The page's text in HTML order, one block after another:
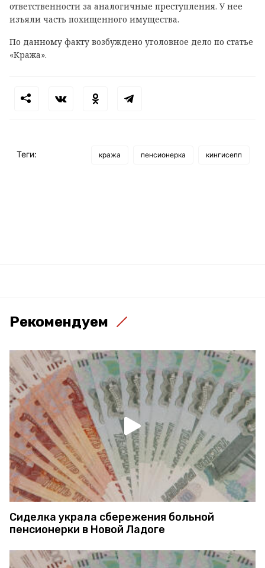
ответственности за аналогичные преступления. У нее
изъяли часть похищенного имущества.
По данному факту возбуждено уголовное дело по статье
«Кража».
Теги: кража пенсионерка кингисепп
Рекомендуем
Сиделка украла сбережения больной
пенсионерки в Новой Ладоге